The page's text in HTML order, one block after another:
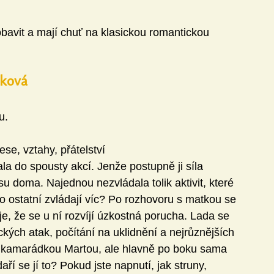
a mají chuť na klasickou romantickou
vztahy, přátelství
do spousty akcí. Jenže postupně ji síla
doma. Najednou nezvládala tolik aktivit, které
ostatní zvládají víc? Po rozhovoru s matkou se
že se u ní rozvíjí úzkostná porucha. Lada se
atak, počítání na uklidnění a nejrůznějších
Martou, ale hlavně po boku sama
se jí to? Pokud jste napnutí, jak struny,